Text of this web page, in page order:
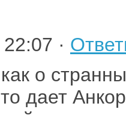
·
о
дает